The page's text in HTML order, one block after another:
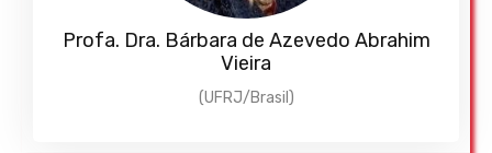
Profa. Dra. Bárbara de Azevedo Abrahim
Vieira
(UFRJ/Brasil)